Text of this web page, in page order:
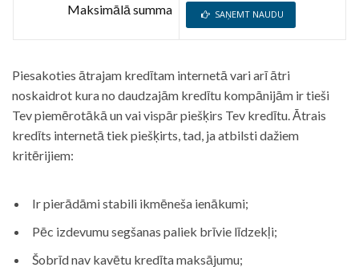
Maksimālā summa SAŅEMT NAUDU
Piesakoties ātrajam kredītam internetā vari arī ātri
noskaidrot kura no daudzajām kredītu kompānijām ir tieši
Tev piemērotākā un vai vispār piešķirs Tev kredītu. Ātrais
kredīts internetā tiek piešķirts, tad, ja atbilsti dažiem
kritērijiem:
Ir pierādāmi stabili ikmēneša ienākumi;
Pēc izdevumu segšanas paliek brīvie līdzekļi;
Šobrīd nav kavētu kredīta maksājumu;